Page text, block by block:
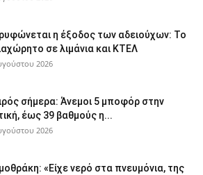
η έξοδος των αδειούχων: Το
σε λιμάνια και ΚΤΕΛ
2026
σήμερα: Άνεμοι 5 μποφόρ στην
έως 39 βαθμούς η...
2026
«Είχε νερό στα πνευμόνια, της